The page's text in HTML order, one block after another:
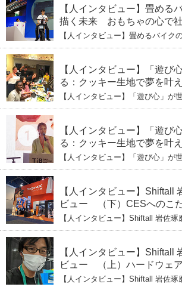
イボックス」というデザインメソ
【人インタビュー】畳める
描く未来 おもちゃの心で
式会社ICOMAの代表取締
（上）「変形」に魅せられ
【人インタビュー】畳めるバイ
おもちゃの心で社会をデザイン：
ーの軌跡
【人インタビュー】「遊び
る：クッキー生地で夢を叶
ひとみ（下） 起業は「影響
笑いの子育て哲学
【人インタビュー】「遊び心」が
生地で夢を叶える コロリド竹内ひ
【人インタビュー】「遊び
る：クッキー生地で夢を叶
ひとみ（上） クッキー生地
できる」という哲学
【人インタビュー】「遊び心」が
生地で夢を叶える コロリド竹内
【人インタビュー】Shiftall
ビュー （下）CESへのこ
る未来
【人インタビュー】Shiftall 岩佐
（下）CESへのこだわり VRにか
【人インタビュー】Shiftall
ビュー （上）ハードウェ
戦 その起業の経緯とは
【人インタビュー】Shiftall 岩佐